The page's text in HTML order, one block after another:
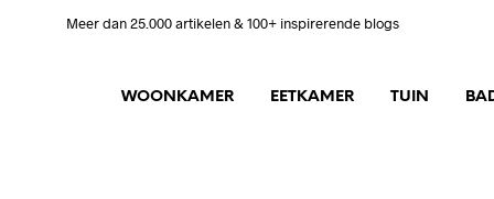
Meer dan 25.000 artikelen & 100+ inspirerende blogs
WOONKAMER EETKAMER TUIN